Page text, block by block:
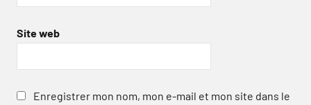
Site web
Enregistrer mon nom, mon e-mail et mon site dans le